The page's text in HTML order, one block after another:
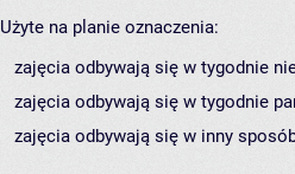
Użyte na planie oznaczenia:
zajęcia odbywają się w tygodnie
zajęcia odbywają się w tygodnie
zajęcia odbywają się w inny